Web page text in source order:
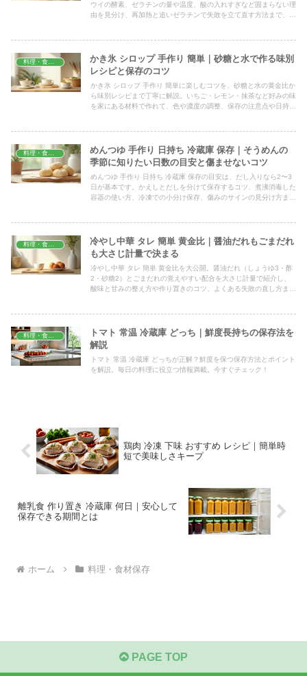
ウイの酵素、ゼラチンの量や温度、酸の入れすぎなど固まらない理
由を見分け、再加熱と追いゼラチンで失敗を立て直す方法まで、家
料理・食材保存
かき氷 シロップ 手作り 簡単｜砂糖と水で作る味別
レシピと保存のコツ
かき氷 シロップ 手作り 簡単に楽しむコツを、砂糖と水の黄金比か
ら味別レシピまで丁寧に解説。いちご・レモン・抹茶など好みの味
を家にある材料で作れて、色や濃度の調整、保存の注意点や日持ち
めんつゆ 手作り 日持ち 冷蔵庫 保存｜そうめんの
季節に知りたい日数の目安と傷ませないコツ
めんつゆ 手作り 日持ち 冷蔵庫 保存の目安は、だし入りなら2〜3
日が基本です。かえしとだしを分けて保存するコツ、煮沸消毒した
容器の使い方、冷凍での小分け保存、傷みのサインの見分け方ま
冷やし中華 タレ 簡単 黄金比｜醤油だれもごまだれ
も大さじ計量で決まる
冷やし中華 タレ 簡単 黄金比を大公開。醤油だれ（しょうゆ3・酢
2・砂糖2）とごまだれの覚えやすい配合を大さじ計量で紹介し、
酸味と甘みの整え方や作り置きのコツ、よくある失敗の直し方ま
トマト 常温 冷蔵庫 どっち｜鮮度長持ちの保存法を
解説
トマト 常温 冷蔵庫 どっちが正解？鮮度を保つ保存方法とポイント
を解説。毎日の料理に役立つ情報満載。今すぐチェック！
鶏肉 冷凍 下味 おすすめ レシピ｜簡単時
短で美味しさキープ
離乳食 作り置き 冷蔵庫 何日｜安心して
保存できる期間とは
ホーム 料理・食材保存
PAGE TOP